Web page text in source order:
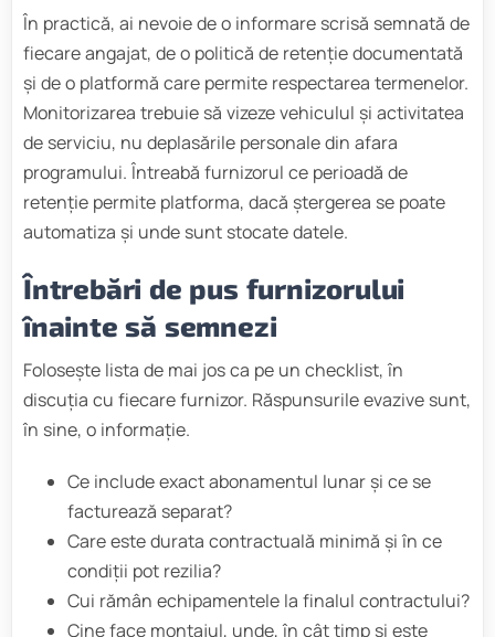
În practică, ai nevoie de o informare scrisă semnată de
fiecare angajat, de o politică de retenție documentată
și de o platformă care permite respectarea termenelor.
Monitorizarea trebuie să vizeze vehiculul și activitatea
de serviciu, nu deplasările personale din afara
programului. Întreabă furnizorul ce perioadă de
retenție permite platforma, dacă ștergerea se poate
automatiza și unde sunt stocate datele.
Întrebări de pus furnizorului
înainte să semnezi
Folosește lista de mai jos ca pe un checklist, în
discuția cu fiecare furnizor. Răspunsurile evazive sunt,
în sine, o informație.
Ce include exact abonamentul lunar și ce se
facturează separat?
Care este durata contractuală minimă și în ce
condiții pot rezilia?
Cui rămân echipamentele la finalul contractului?
Cine face montajul, unde, în cât timp și este